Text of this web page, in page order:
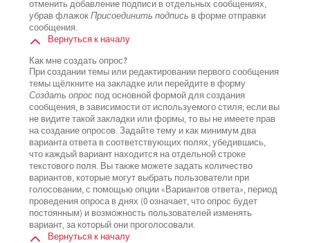
отменить добавление подписи в отдельных сообщениях,
убрав флажокПрисоединить подпись в форме отправки
сообщения.
Вернуться к началу
Как мне создать опрос?
При создании темы или редактировании первого сообщения
темы щёлкните на закладке или перейдите в форму
Создать опроспод основной формой для создания
сообщения, в зависимости от используемого стиля; если вы
не видите такой закладки или формы, то вы не имеете прав
на создание опросов. Задайте тему и как минимум два
варианта ответа в соответствующих полях, убедившись,
что каждый вариант находится на отдельной строке
текстового поля. Вы также можете задать количество
вариантов, которые могут выбрать пользователи при
голосовании, с помощью опции «Вариантов ответа», период
проведения опроса в днях (0 означает, что опрос будет
постоянным) и возможность пользователей изменять
вариант, за который они проголосовали.
Вернуться к началу